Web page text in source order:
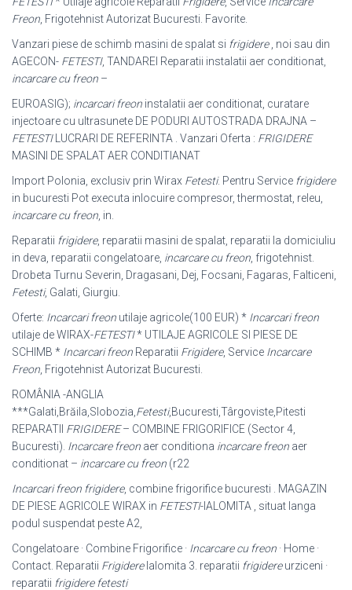
Freon , Frigotehnist Autorizat Bucuresti. Favorite.
Vanzari piese de schimb masini de spalat si frigidere, noi sau din
AGECON- FETESTI, TANDAREI Reparatii instalatii aer conditionat,
incarcare cu freon –
EUROASIG); incarcari freon instalatii aer conditionat, curatare
injectoare cu ultrasunete DE PODURI AUTOSTRADA DRAJNA –
FETESTILUCRARI DE REFERINTA . Vanzari Oferta : FRIGIDERE
MASINI DE SPALAT AER CONDITIANAT
Import Polonia, exclusiv prin Wirax Fetesti. Pentru Service frigidere
in bucuresti Pot executa inlocuire compresor, thermostat, releu,
incarcare cu freon , in.
Reparatii frigidere, reparatii masini de spalat, reparatii la domiciuliu
in deva, reparatii congelatoare, incarcare cu freon , frigotehnist.
Drobeta Turnu Severin, Dragasani, Dej, Focsani, Fagaras, Falticeni,
Fetesti, Galati, Giurgiu.
Oferte: Incarcari freon utilaje agricole(100 EUR) * Incarcari freon
utilaje de WIRAX-FETESTI* UTILAJE AGRICOLE SI PIESE DE
SCHIMB * Incarcari freon Reparatii Frigidere, Service Incarcare
Freon , Frigotehnist Autorizat Bucuresti.
ROMÂNIA -ANGLIA
***Galati,Brăila,Slobozia, Fetesti,Bucuresti,Târgoviste,Pitesti
REPARATII FRIGIDERE– COMBINE FRIGORIFICE (Sector 4,
Bucuresti). Incarcare freon aer conditiona incarcare freon aer
conditionat – incarcare cu freon (r22
Incarcari freon frigidere, combine frigorifice bucuresti . MAGAZIN
DE PIESE AGRICOLE WIRAX in FETESTI-IALOMITA , situat langa
podul suspendat peste A2,
Congelatoare · Combine Frigorifice · Incarcare cu freon · Home ·
Contact. Reparatii FrigidereIalomita 3. reparatii frigidereurziceni ·
reparatii frigidere fetesti